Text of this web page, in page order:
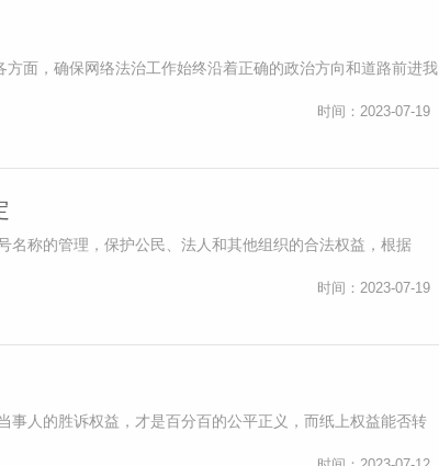
面，确保网络法治工作始终沿着正确的政治方向和道路前进我
时间：2023-07-19
称的管理，保护公民、法人和其他组织的合法权益，根据
时间：2023-07-19
事人的胜诉权益，才是百分百的公平正义，而纸上权益能否转